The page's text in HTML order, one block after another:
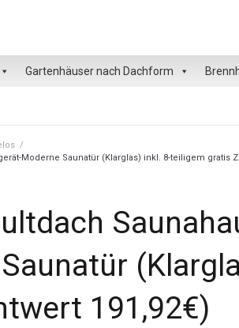
Gartenhäuser nach Dachform
/
Moderne Saunatür (Klarglas) inkl. 8-teiligem gratis
191,92€)